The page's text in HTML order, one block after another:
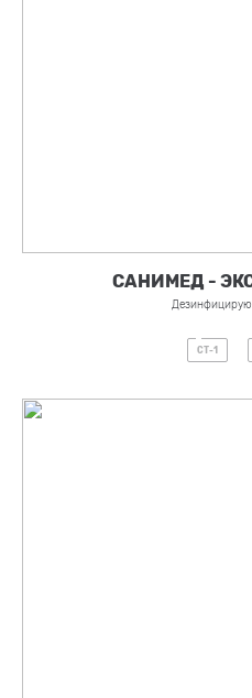
САНИМЕД -
СТ-1